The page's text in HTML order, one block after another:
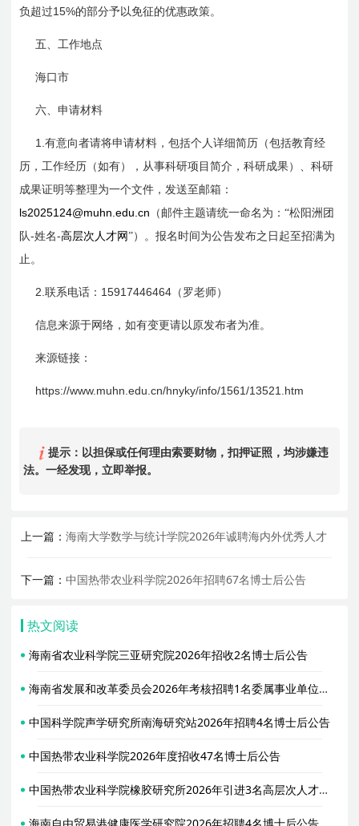
负超过15%的部分予以免征的优惠政策。
五、工作地点
海口市
六、申请材料
1.有意向者请将申请材料，包括个人详细简历（包括教育经
历，工作经历（如有），从事科研项目简介，科研成果）、科研
成果证明等整理为一个文件，发送至邮箱：
ls2025124@muhn.edu.cn （邮件主题请统一命名为：“松阳洲团
队-姓名-高层次人才网”）。报名时间为公告发布之日起至招满为
止。
2.联系电话： 15917446464 （罗老师）
信息来源于网络，如有变更请以原发布者为准。
来源链接：
https://www.muhn.edu.cn/hnyky/info/1561/13521.htm
提示：以担保或任何理由索要财物，扣押证照，均涉嫌违
法。一经发现，立即举报。
上一篇：海南大学数学与统计学院2026年诚聘海内外优秀人才
下一篇：中国热带农业科学院2026年招聘67名博士后公告
热文阅读
海南省农业科学院三亚研究院2026年招收2名博士后公告
海南省发展和改革委员会2026年考核招聘1名委属事业单位高层次人才公告（第1号）
中国科学院声学研究所南海研究站2026年招聘4名博士后公告
中国热带农业科学院2026年度招收47名博士后公告
中国热带农业科学院橡胶研究所2026年引进3名高层次人才公告
海南自由贸易港健康医学研究院2026年招聘4名博士后公告